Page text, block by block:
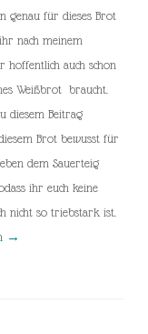
genau für dieses Brot
nach meinem
auch schon
Weißbrot braucht.
diesem Beitrag
Brot bewusst für
dem Sauerteig
ihr euch keine
nicht so triebstark ist.
→